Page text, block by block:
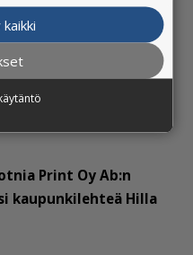
yh­dis­tä­vät me­dia­lii­
päätoimittaja on
Print Oy Ab:n
kaupunkilehteä Hilla